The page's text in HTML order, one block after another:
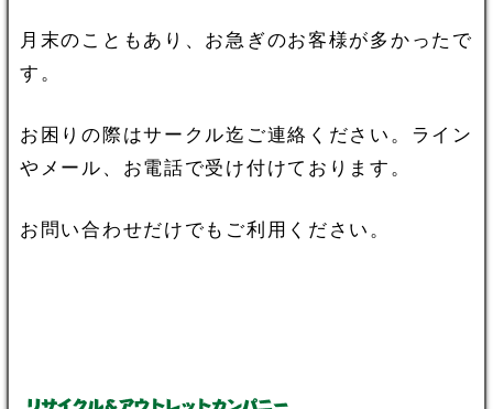
月末のこともあり、お急ぎのお客様が多かったで
す。
お困りの際はサークル迄ご連絡ください。ライン
やメール、お電話で受け付けております。
お問い合わせだけでもご利用ください。